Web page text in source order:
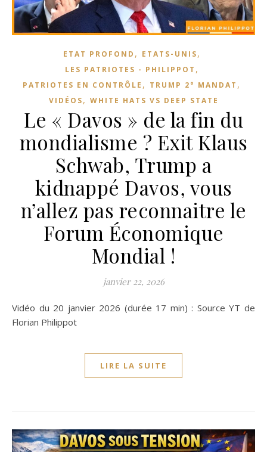
ETAT PROFOND , ETATS-UNIS,
LES PATRIOTES - PHILIPPOT ,
PATRIOTES EN CONTRÔLE , TRUMP 2° MANDAT ,
VIDÉOS, WHITE HATS VS DEEP STATE
Le « Davos » de la fin du
mondialisme ? Exit Klaus
Schwab, Trump a
kidnappé Davos, vous
n’allez pas reconnaitre le
Forum Économique
Mondial !
janvier 22, 2026
Vidéo du 20 janvier 2026 (durée 17 min) : Source YT de
Florian Philippot
LIRE LA SUITE